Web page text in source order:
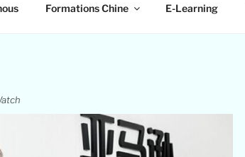
Formations Chine E-Learning